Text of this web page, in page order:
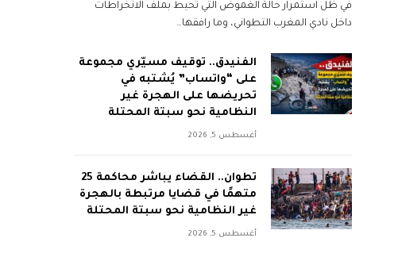
في ظل استمرار حالة الغموض التي تحيط بملف الانخراطات
داخل نادي المغرب التطواني، وما رافقها…
الفنيدق.. توقيف مسيّري مجموعة
على “واتساب” يُشتبه في
تحريضها على الهجرة غير
النظامية نحو سبتة المحتلة
أغسطس 5, 2026
تطوان.. القضاء يباشر محاكمة 25
متهمًا في قضايا مرتبطة بالهجرة
غير النظامية نحو سبتة المحتلة
أغسطس 5, 2026